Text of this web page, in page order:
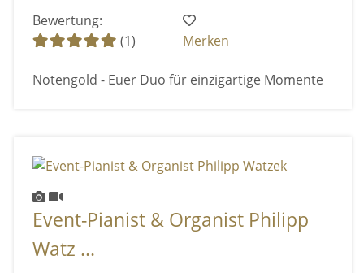
Bewertung:
(1)
Merken
Notengold - Euer Duo für einzigartige Momente
Event-Pianist & Organist Philipp
Watz ...